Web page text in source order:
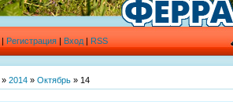
| Регистрация | Вход | RSS
» 2014 » Октябрь » 14